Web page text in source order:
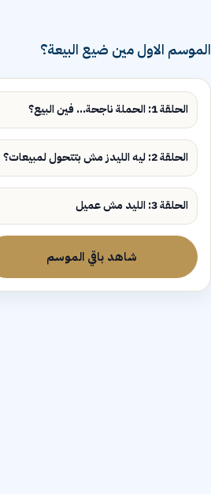
الموسم الاول مين ضيع البيعة؟
الحلقة 1: الحملة ناجحة... فين البيع؟
الحلقة 2: ليه الليدز مش بتتحول لمبيعات؟
الحلقة 3: الليد مش عميل
شاهد باقي الموسم